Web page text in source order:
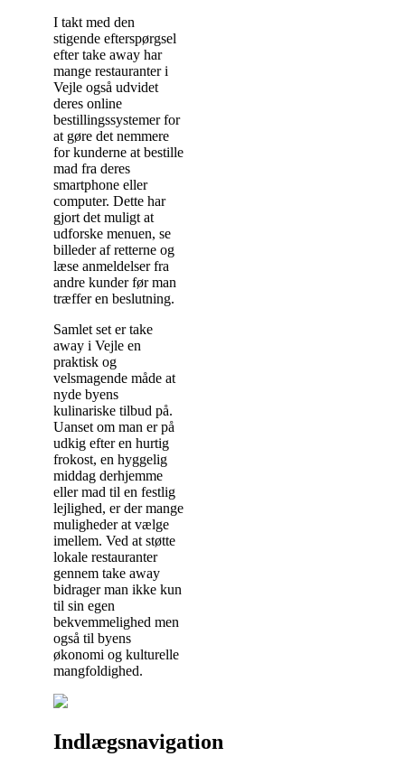
I takt med den
stigende efterspørgsel
efter take away har
mange restauranter i
Vejle også udvidet
deres online
bestillingssystemer for
at gøre det nemmere
for kunderne at bestille
mad fra deres
smartphone eller
computer. Dette har
gjort det muligt at
udforske menuen, se
billeder af retterne og
læse anmeldelser fra
andre kunder før man
træffer en beslutning.
Samlet set er take
away i Vejle en
praktisk og
velsmagende måde at
nyde byens
kulinariske tilbud på.
Uanset om man er på
udkig efter en hurtig
frokost, en hyggelig
middag derhjemme
eller mad til en festlig
lejlighed, er der mange
muligheder at vælge
imellem. Ved at støtte
lokale restauranter
gennem take away
bidrager man ikke kun
til sin egen
bekvemmelighed men
også til byens
økonomi og kulturelle
mangfoldighed.
Indlægsnavigation